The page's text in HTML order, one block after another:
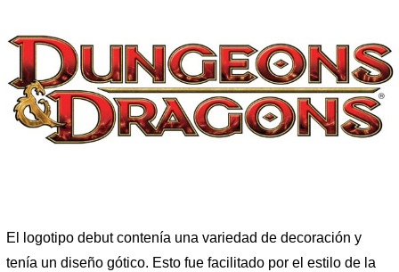
El logotipo debut contenía una variedad de decoración y
tenía un diseño gótico. Esto fue facilitado por el estilo de la